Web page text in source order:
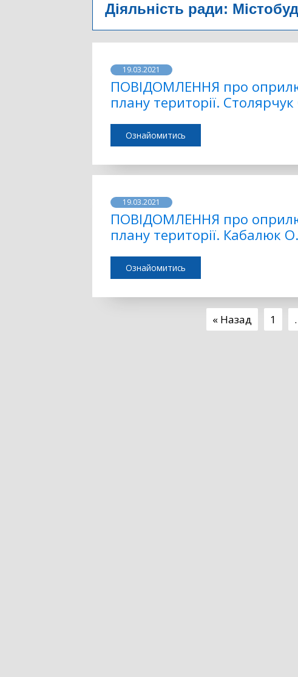
Діяльність ради:
19.03.2021
ПОВІДОМЛЕННЯ про
плану території.
Ознайомитись
19.03.2021
ПОВІДОМЛЕННЯ про
плану території. Кабалюк
Ознайомитись
« Назад 1